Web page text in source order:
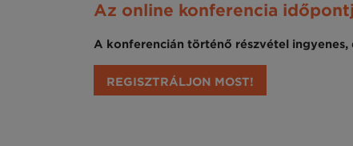
Az online konferencia
A konferencián történő részvétel
REGISZTRÁLJON MOST!